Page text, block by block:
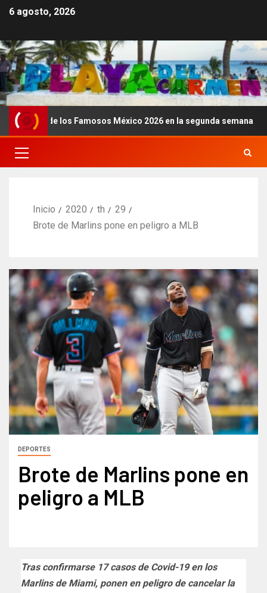
6 agosto, 2026
de los Famosos México 2026 en la segunda semana
Inicio 2020 th
29
Brote de Marlins pone en peligro a MLB
DEPORTES
Brote de Marlins pone en
peligro a MLB
Tras confirmarse 17 casos de Covid-19 en los
Marlins de Miami, ponen en peligro de cancelar la